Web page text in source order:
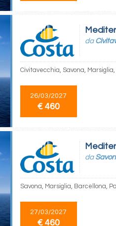
da
Civitavecchia, Savona,
26/03/2027
€ 460
da
Savona, Marsiglia, Barcellona,
27/03/2027
€ 460